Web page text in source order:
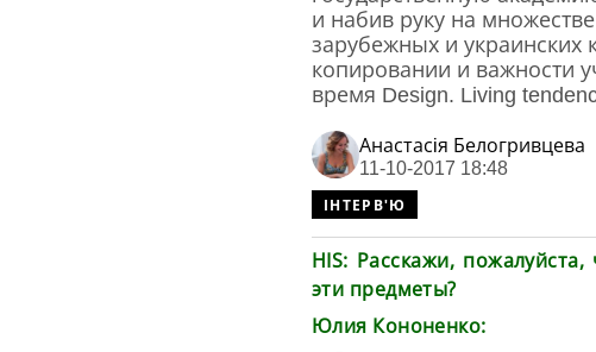
и набив руку на
зарубежных и украинских
копировании и важности
время Design. Living
Анастасiя Белогривцева
11-10-2017 18:48
ІНТЕРВ'Ю
HIS: Расскажи,
эти предметы?
Юлия Кононенко: